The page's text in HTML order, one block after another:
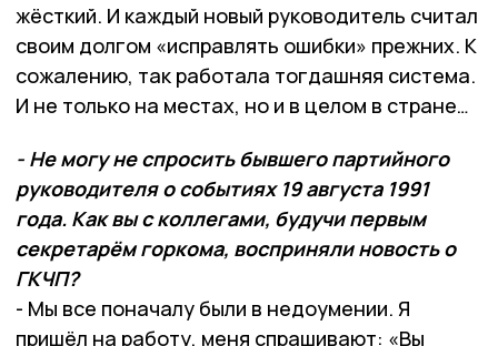
жёсткий. И каждый новый руководитель считал
своим долгом «исправлять ошибки» прежних. К
сожалению, так работала тогдашняя система.
И не только на местах, но и в целом в стране…
- Не могу не спросить бывшего партийного
руководителя о событиях 19 августа 1991
года. Как вы с коллегами, будучи первым
секретарём горкома, восприняли новость о
ГКЧП?
- Мы все поначалу были в недоумении. Я
пришёл на работу, меня спрашивают: «Вы